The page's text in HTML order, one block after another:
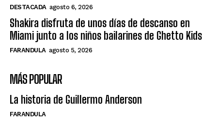
DESTACADA agosto 6, 2026
Shakira disfruta de unos días de descanso en
Miami junto a los niños bailarines de Ghetto Kids
FARANDULA agosto 5, 2026
MÁS POPULAR
La historia de Guillermo Anderson
FARANDULA